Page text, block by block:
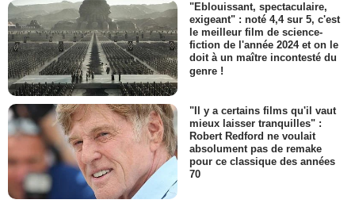
"Eblouissant, spectaculaire,
exigeant" : noté 4,4 sur 5, c'est
le meilleur film de science-
fiction de l'année 2024 et on le
doit à un maître incontesté du
genre !
"Il y a certains films qu'il vaut
mieux laisser tranquilles" :
Robert Redford ne voulait
absolument pas de remake
pour ce classique des années
70